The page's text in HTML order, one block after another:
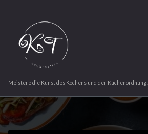
springen
Meistere die Kunst des Kochens und der Küchenordnung!